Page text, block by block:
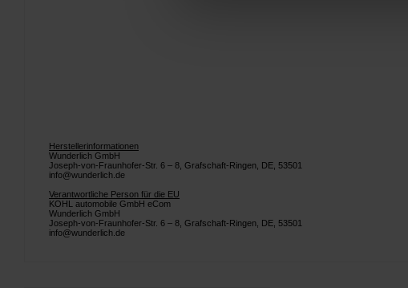
Herstellerinformationen
Wunderlich GmbH
Joseph-von-Fraunhofer-Str. 6 – 8, Grafschaft-Ringen, DE, 53501
info@wunderlich.de
Verantwortliche Person für die EU
KOHL automobile GmbH eCom
Wunderlich GmbH
Joseph-von-Fraunhofer-Str. 6 – 8, Grafschaft-Ringen, DE, 53501
info@wunderlich.de